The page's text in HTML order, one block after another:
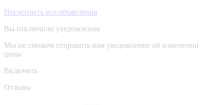
Посмотреть все объявления
Вы отключили уведомления
Мы не сможем отправить вам уведомление об изменении
цены
Включить
Отзывы